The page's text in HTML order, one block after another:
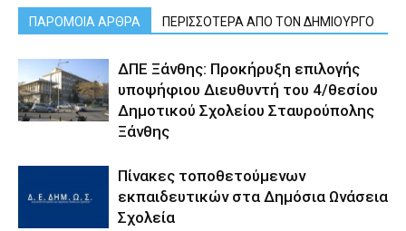
ΠΑΡΟΜΟΙΑ ΑΡΘΡΑ ΠΕΡΙΣΣΟΤΕΡΑ ΑΠΟ ΤΟΝ ΔΗΜΙΟΥΡΓΟ
ΔΠΕ Ξάνθης: Προκήρυξη επιλογής
υποψήφιου Διευθυντή του 4/θεσίου
Δημοτικού Σχολείου Σταυρούπολης
Ξάνθης
Πίνακες τοποθετούμενων
εκπαιδευτικών στα Δημόσια Ωνάσεια
Σχολεία